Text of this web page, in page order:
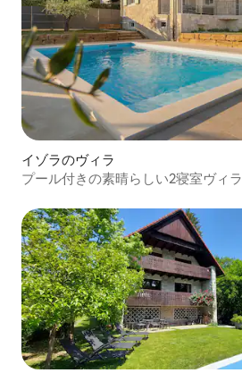
イゾラのヴィラ
プール付きの素晴らしい2寝室ヴィラ